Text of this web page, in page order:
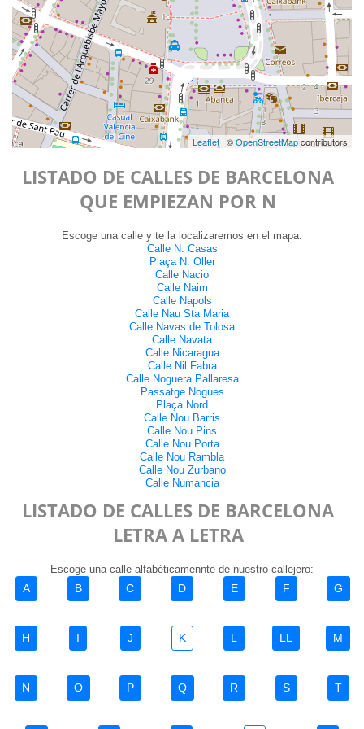
Leaflet | ©OpenStreetMapcontributors
LISTADO DE CALLES DE BARCELONA
QUE EMPIEZAN POR N
Escoge una calle y te la localizaremos en el mapa:
Calle N. Casas
Plaça N. Oller
Calle Nacio
Calle Naim
Calle Napols
Calle Nau Sta Maria
Calle Navas de Tolosa
Calle Navata
Calle Nicaragua
Calle Nil Fabra
Calle Noguera Pallaresa
Passatge Nogues
Plaça Nord
Calle Nou Barris
Calle Nou Pins
Calle Nou Porta
Calle Nou Rambla
Calle Nou Zurbano
Calle Numancia
LISTADO DE CALLES DE BARCELONA
LETRA A LETRA
Escoge una calle alfabéticamennte de nuestro callejero:
A B C D E F G
H I J K L LL M
N O P Q R S T